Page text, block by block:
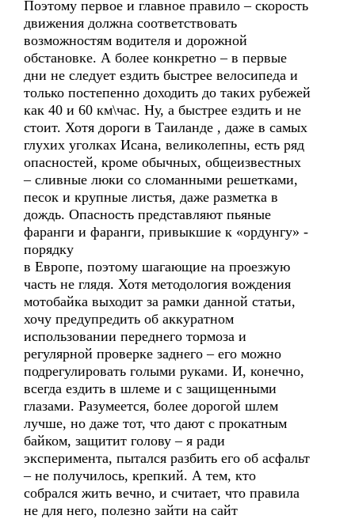
Поэтому первое и главное правило – скорость
движения должна соответствовать
возможностям водителя и дорожной
обстановке. А более конкретно – в первые
дни не следует ездить быстрее велосипеда и
только постепенно доходить до таких рубежей
как 40 и 60 км\час. Ну, а быстрее ездить и не
стоит. Хотя дороги в Таиланде , даже в самых
глухих уголках Исана, великолепны, есть ряд
опасностей, кроме обычных, общеизвестных
– сливные люки со сломанными решетками,
песок и крупные листья, даже разметка в
дождь. Опасность представляют пьяные
фаранги и фаранги, привыкшие к «ордунгу» -
порядку
в Европе, поэтому шагающие на проезжую
часть не глядя. Хотя методология вождения
мотобайка выходит за рамки данной статьи,
хочу предупредить об аккуратном
использовании переднего тормоза и
регулярной проверке заднего – его можно
подрегулировать голыми руками. И, конечно,
всегда ездить в шлеме и с защищенными
глазами. Разумеется, более дорогой шлем
лучше, но даже тот, что дают с прокатным
байком, защитит голову – я ради
эксперимента, пытался разбить его об асфальт
– не получилось, крепкий. А тем, кто
собрался жить вечно, и считает, что правила
не для него, полезно зайти на сайт